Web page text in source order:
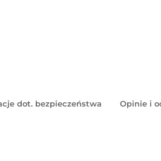
dot. bezpieczeństwa Opinie i